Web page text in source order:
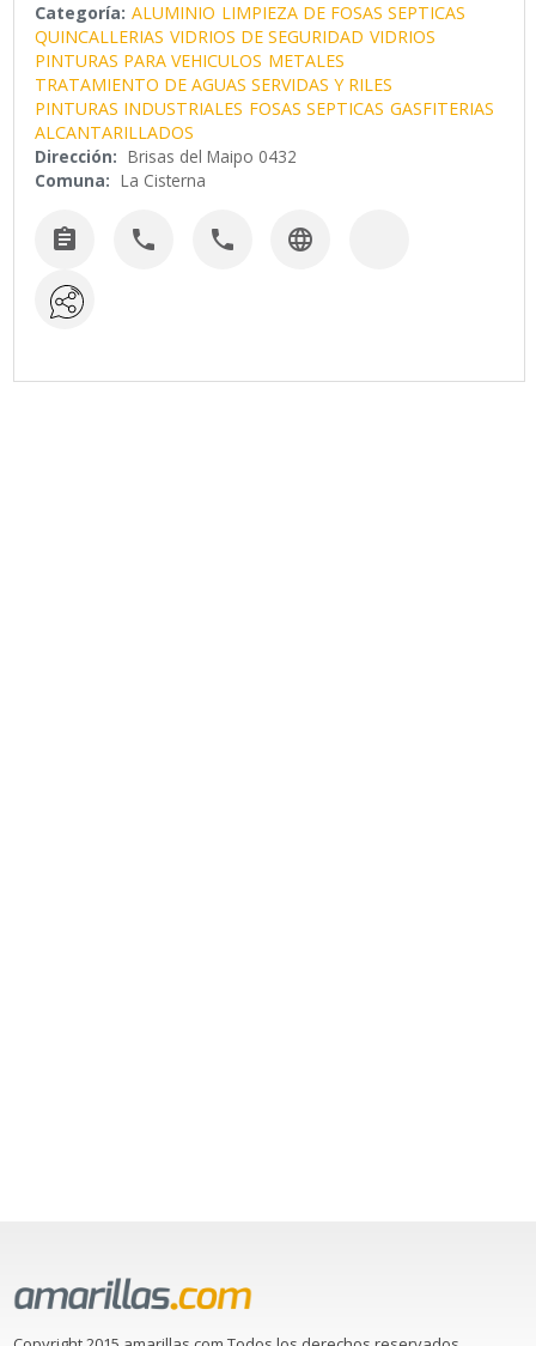
Categoría: ALUMINIO LIMPIEZA DE FOSAS SEPTICAS
QUINCALLERIAS VIDRIOS DE SEGURIDAD VIDRIOS
PINTURAS PARA VEHICULOS METALES
TRATAMIENTO DE AGUAS SERVIDAS Y RILES
PINTURAS INDUSTRIALES FOSAS SEPTICAS GASFITERIAS
ALCANTARILLADOS
Dirección: Brisas del Maipo 0432
Comuna: La Cisterna
   